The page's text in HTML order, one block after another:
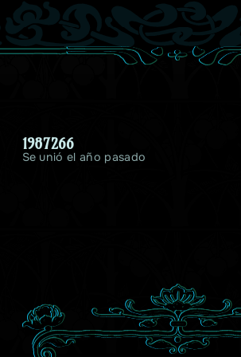
1987266
Se unió el año pasado